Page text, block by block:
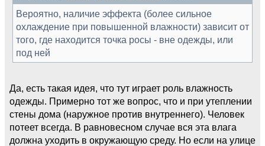
Вероятно, наличие эффекта (более сильное
охлаждение при повышенной влажности) зависит от
того, где находится точка росы - вне одежды, или
под ней
Да, есть такая идея, что тут играет роль влажность
одежды. Примерно тот же вопрос, что и при утеплении
стены дома (наружное против внутреннего). Человек
потеет всегда. В равновесном случае вся эта влага
должна уходить в окружающую среду. Но если на улице